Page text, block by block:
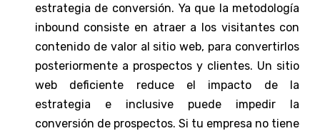
estrategia de conversión. Ya que la metodología
inbound consiste en atraer a los visitantes con
contenido de valor al sitio web, para convertirlos
posteriormente a prospectos y clientes. Un sitio
web deficiente reduce el impacto de la
estrategia e inclusive puede impedir la
conversión de prospectos. Si tu empresa no tiene